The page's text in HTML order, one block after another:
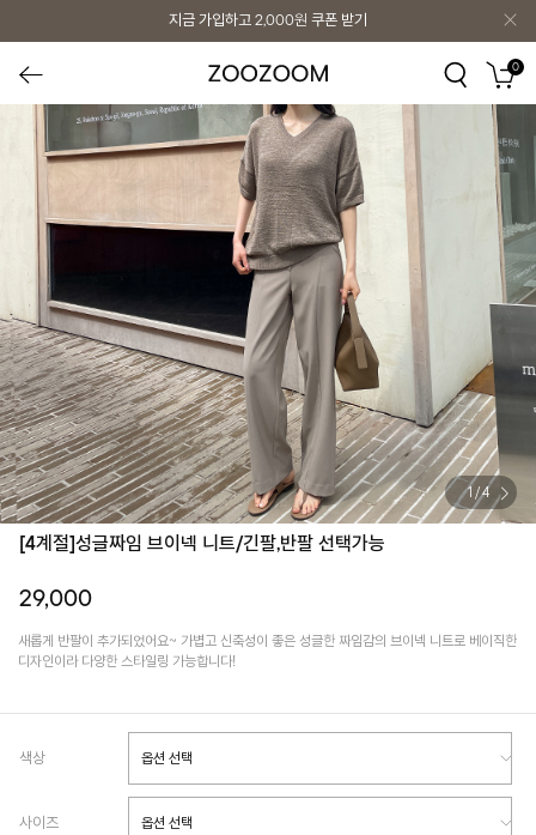
지금 가입하고 2,000원 쿠폰 받기
0
1 /4
[4계절]성글짜임 브이넥 니트/긴팔,반팔 선택가능
29,000
새롭게 반팔이 추가되었어요~ 가볍고 신축성이 좋은 성글한 짜임감의 브이넥 니트로 베이직한
디자인이라 다양한 스타일링 가능합니다!
색상
사이즈